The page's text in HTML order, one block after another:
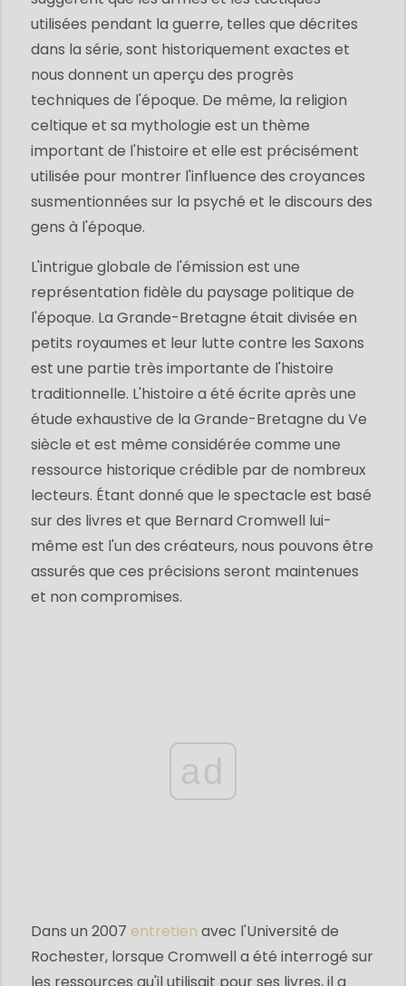
utilisées pendant la guerre, telles que décrites
dans la série, sont historiquement exactes et
nous donnent un aperçu des progrès
techniques de l'époque. De même, la religion
celtique et sa mythologie est un thème
important de l'histoire et elle est précisément
utilisée pour montrer l'influence des croyances
susmentionnées sur la psyché et le discours des
gens à l'époque.
L'intrigue globale de l'émission est une
représentation fidèle du paysage politique de
l'époque. La Grande-Bretagne était divisée en
petits royaumes et leur lutte contre les Saxons
est une partie très importante de l'histoire
traditionnelle. L'histoire a été écrite après une
étude exhaustive de la Grande-Bretagne du Ve
siècle et est même considérée comme une
ressource historique crédible par de nombreux
lecteurs. Étant donné que le spectacle est basé
sur des livres et que Bernard Cromwell lui-
même est l'un des créateurs, nous pouvons être
assurés que ces précisions seront maintenues
et non compromises.
ad
Dans un 2007 entretien avec l'Université de
Rochester, lorsque Cromwell a été interrogé sur
les ressources qu'il utilisait pour ses livres, il a